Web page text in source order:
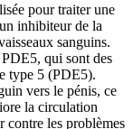
pour traiter une
inhibiteur de la
sanguins.
qui sont des
type 5 (PDE5).
vers le pénis, ce
la circulation
contre les problèmes